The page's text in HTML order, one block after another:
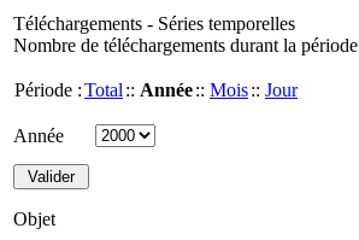
Téléchargements - Séries temporelles
Nombre de téléchargements durant la période
Période :Total :: Année:: Mois:: Jour
Année
Objet